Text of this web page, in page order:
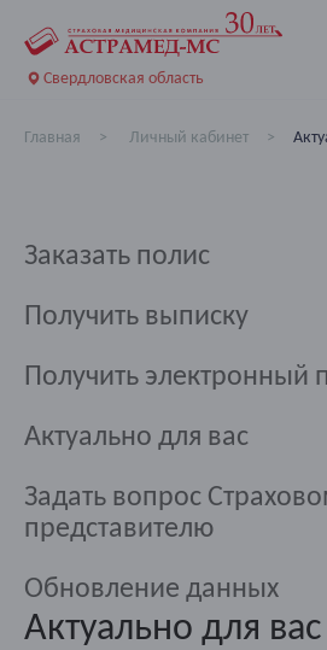
Свердловская область
Главная Личный кабинет
Актуально для вас
Заказать полис
Получить выписку
Получить электронный
Актуально для вас
Задать вопрос
представителю
Обновление данных